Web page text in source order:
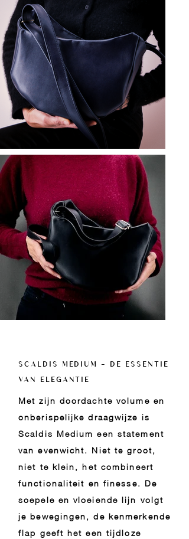
SCALDIS MEDIUM - DE ESSENTIE
VAN ELEGANTIE
Met zijn doordachte volume en
onberispelijke draagwijze is
Scaldis Medium een statement
van evenwicht. Niet te groot,
niet te klein, het combineert
functionaliteit en finesse. De
soepele en vloeiende lijn volgt
je bewegingen, de kenmerkende
flap geeft het een tijdloze